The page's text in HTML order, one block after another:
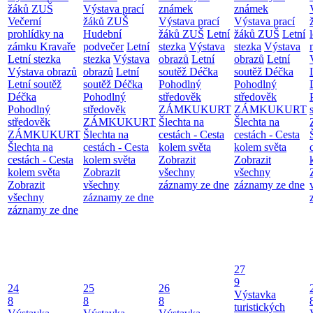
žáků ZUŠ
Večerní
prohlídky na
zámku Kravaře
Letní stezka
Výstava obrazů
Letní soutěž
Déčka
Pohodlný
středověk
ZÁMKUKURT
Šlechta na
cestách - Cesta
kolem světa
Zobrazit
všechny
záznamy ze dne
Výstava prací
žáků ZUŠ
Hudební
podvečer Letní
stezka Výstava
obrazů Letní
soutěž Déčka
Pohodlný
středověk
ZÁMKUKURT
Šlechta na
cestách - Cesta
kolem světa
Zobrazit
všechny
záznamy ze dne
známek
Výstava prací
žáků ZUŠ Letní
stezka Výstava
obrazů Letní
soutěž Déčka
Pohodlný
středověk
ZÁMKUKURT
Šlechta na
cestách - Cesta
kolem světa
Zobrazit
všechny
záznamy ze dne
známek
Výstava prací
žáků ZUŠ Letní
stezka Výstava
obrazů Letní
soutěž Déčka
Pohodlný
středověk
ZÁMKUKURT
Šlechta na
cestách - Cesta
kolem světa
Zobrazit
všechny
záznamy ze dne
24
8
25
8
26
8
27
9
Výstavka
turistických